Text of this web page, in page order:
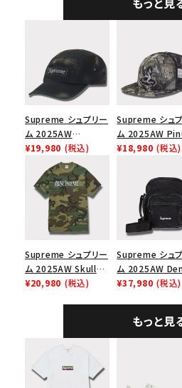
Supreme シュプリー
ム 2025AW
Overdyed Camp
Cap オーバーダイド
キャンプキャップ ブ
ラック
¥19,980 (税込)
Supreme シュ
ム 2025AW
Mesh Back 5-
ュバック 5パネル
ップ トゥルーテ
バーHTC フォ
¥18,980 (税込)
Supreme シュプリー
ム 2025AW Skull
Tee スカル Tシャ
¥20,980 (税込)
Supreme シュ
ム 2025AW
Shoulder Bag
¥37,980 (税込)
もっと見